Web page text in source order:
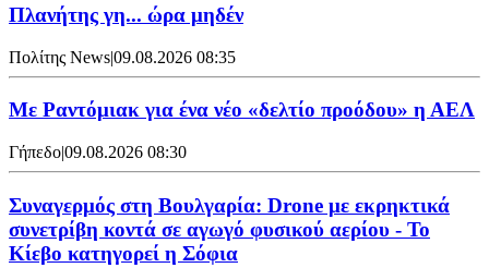
Πλανήτης γη... ώρα μηδέν
Πολίτης News|09.08.2026 08:35
Με Ραντόμιακ για ένα νέο «δελτίο προόδου» η ΑΕΛ
Γήπεδο|09.08.2026 08:30
Συναγερμός στη Βουλγαρία: Drone με εκρηκτικά
συνετρίβη κοντά σε αγωγό φυσικού αερίου - Το
Κίεβο κατηγορεί η Σόφια